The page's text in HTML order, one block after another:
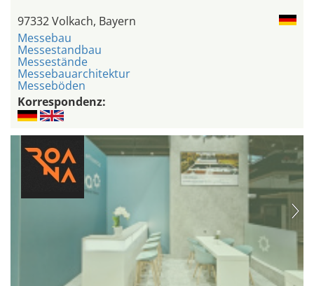
97332 Volkach, Bayern
Messebau
Messestandbau
Messestände
Messebauarchitektur
Messeböden
Korrespondenz: